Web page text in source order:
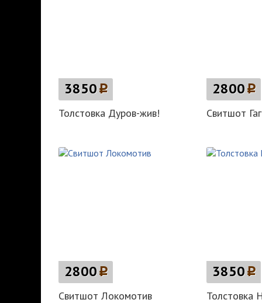
3850p
Толстовка Дуров-жив!
2800p
Свитшот
2800p
Свитшот Локомотив
3850p
Толстовка